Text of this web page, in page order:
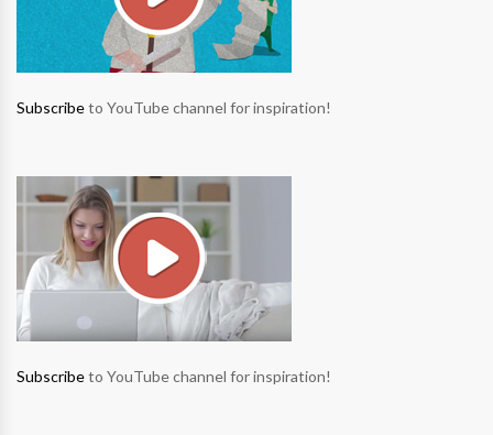
Subscribeto YouTube channel for inspiration!
Subscribeto YouTube channel for inspiration!